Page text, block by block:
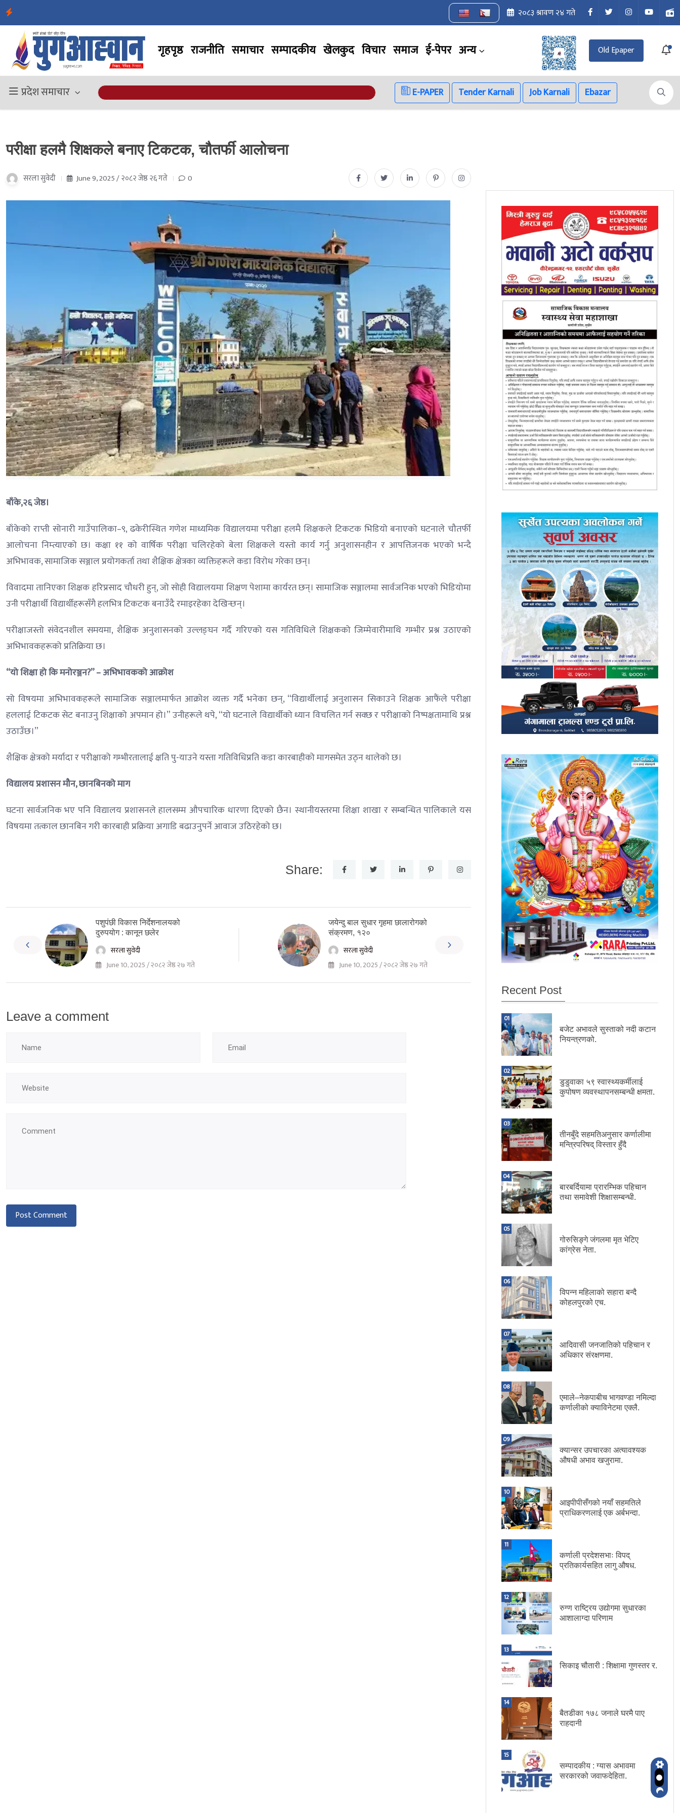
२०८३ श्रावण २४ गते
गृहपृष्ठ राजनीति समाचार सम्पादकीय खेलकुद विचार समाज ई-पेपर अन्य Old Epaper
प्रदेश समाचार E-PAPER Tender Karnali Job Karnali Ebazar
परीक्षा हलमै शिक्षकले बनाए टिकटक, चौतर्फी आलोचना
सरला सुवेदी June 9, 2025 / २०८२ जेष्ठ २६ गते 0
बाँके,२६ जेष्ठ।
बाँकेको राप्ती सोनारी गाउँपालिका–९, ढकेरीस्थित गणेश माध्यमिक विद्यालयमा परीक्षा हलमै शिक्षकले टिकटक भिडियो बनाएको घटनाले चौतर्फी
आलोचना निम्त्याएको छ। कक्षा ११ को वार्षिक परीक्षा चलिरहेको बेला शिक्षकले यस्तो कार्य गर्नु अनुशासनहीन र आपत्तिजनक भएको भन्दै
अभिभावक, सामाजिक सञ्जाल प्रयोगकर्ता तथा शैक्षिक क्षेत्रका व्यक्तिहरूले कडा विरोध गरेका छन्।
विवादमा तानिएका शिक्षक हरिप्रसाद चौधरी हुन्, जो सोही विद्यालयमा शिक्षण पेशामा कार्यरत छन्। सामाजिक सञ्जालमा सार्वजनिक भएको भिडियोमा
उनी परीक्षार्थी विद्यार्थीहरूसँगै हलभित्र टिकटक बनाउँदै रमाइरहेका देखिन्छन्।
परीक्षाजस्तो संवेदनशील समयमा, शैक्षिक अनुशासनको उल्लङ्घन गर्दै गरिएको यस गतिविधिले शिक्षकको जिम्मेवारीमाथि गम्भीर प्रश्न उठाएको
अभिभावकहरूको प्रतिक्रिया छ।
“यो शिक्षा हो कि मनोरञ्जन?” – अभिभावकको आक्रोश
सो विषयमा अभिभावकहरूले सामाजिक सञ्जालमार्फत आक्रोश व्यक्त गर्दै भनेका छन्, “विद्यार्थीलाई अनुशासन सिकाउने शिक्षक आफैंले परीक्षा
हललाई टिकटक सेट बनाउनु शिक्षाको अपमान हो।” उनीहरूले थपे, “यो घटनाले विद्यार्थीको ध्यान विचलित गर्न सक्छ र परीक्षाको निष्पक्षतामाथि प्रश्न
उठाउँछ।”
शैक्षिक क्षेत्रको मर्यादा र परीक्षाको गम्भीरतालाई क्षति पु-याउने यस्ता गतिविधिप्रति कडा कारबाहीको मागसमेत उठ्न थालेको छ।
विद्यालय प्रशासन मौन, छानबिनको माग
घटना सार्वजनिक भए पनि विद्यालय प्रशासनले हालसम्म औपचारिक धारणा दिएको छैन। स्थानीयस्तरमा शिक्षा शाखा र सम्बन्धित पालिकाले यस
विषयमा तत्काल छानबिन गरी कारबाही प्रक्रिया अगाडि बढाउनुपर्ने आवाज उठिरहेको छ।
Share:
पशुपंछी विकास निर्देशनालयको
दुरुपयोग : कानून छलेर
सरला सुवेदी
June 10, 2025 / २०८२ जेष्ठ २७ गते
जयेन्दु बाल सुधार गृहमा छालारोगको
संक्रमण, १२०
सरला सुवेदी
June 10, 2025 / २०८२ जेष्ठ २७ गते
Leave a comment
Recent Post
01
बजेट अभावले सुस्ताको नदी कटान
नियन्त्रणको.
02
डुडुवाका ५९ स्वास्थ्यकर्मीलाई
कुपोषण व्यवस्थापनसम्बन्धी क्षमता.
03
तीनबुँदे सहमतिअनुसार कर्णालीमा
मन्त्रिपरिषद् विस्तार हुँदै
04
बारबर्दियामा प्रारम्भिक पहिचान
तथा समावेशी शिक्षासम्बन्धी.
05
गोरुसिङ्गे जंगलमा मृत भेटिए
कांग्रेस नेता.
06
विपन्न महिलाको सहारा बन्दै
कोहलपुरको एच.
07
आदिवासी जनजातिको पहिचान र
अधिकार संरक्षणमा.
08
एमाले–नेकपाबीच भागवण्डा नमिल्दा
कर्णालीको क्याविनेटमा एक्लै.
09
क्यान्सर उपचारका अत्यावश्यक
औषधी अभाव खजुरामा.
10
आइपीपीसँगको नयाँ सहमतिले
प्राधिकरणलाई एक अर्बभन्दा.
11
कर्णाली प्रदेशसभाः विपद्
प्रतिकार्यसहित लागु औषध.
12
रुग्ण राष्ट्रिय उद्योगमा सुधारका
आशालाग्दा परिणाम
13
सिकाइ चौतारी : शिक्षामा गुणस्तर र.
14
बैतडीका १७८ जनाले घरमै पाए
राहदानी
15
सम्पादकीय : ग्यास अभावमा
सरकारको जवाफदेहिता.